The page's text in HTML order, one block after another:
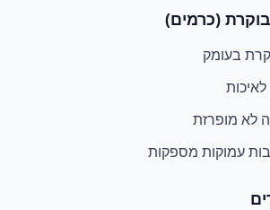
(כרמים)
בעומק
לא מופרזת
עמוקות מספקות